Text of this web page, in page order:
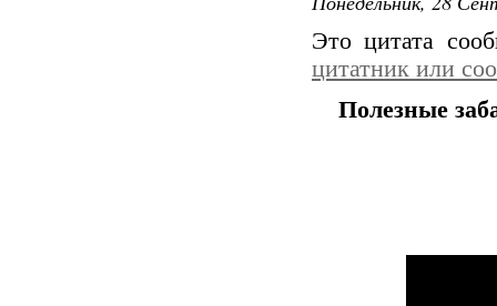
Это цитата
цитатник или
Полезные